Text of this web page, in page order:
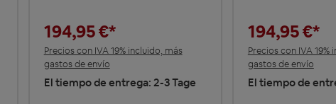
194,95 €*
Precios con IVA 19% incluido, más
gastos de envío
El tiempo de entrega: 2-3 Tage
194,95 €*
Precios con IVA 19%
gastos de envío
El tiempo de